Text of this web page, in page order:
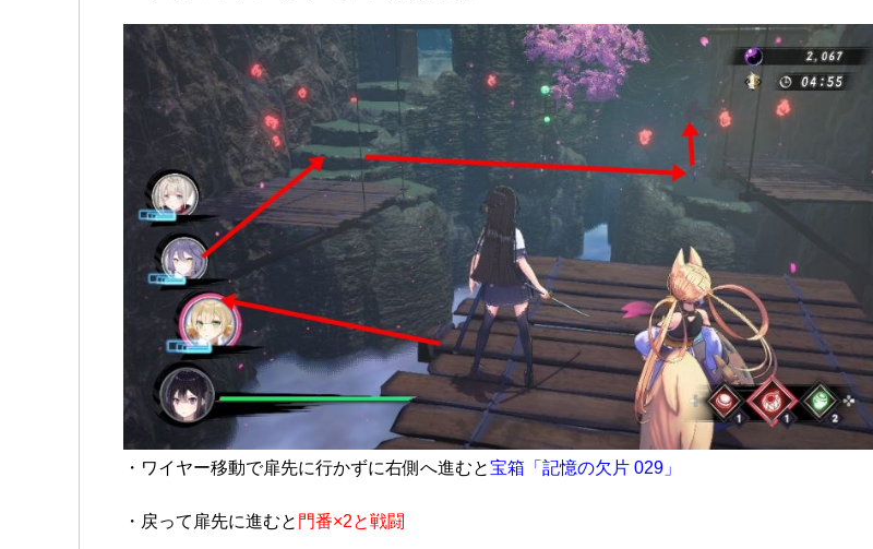
・ワイヤー移動で扉先に行かずに右側へ進むと宝箱「記憶の欠片 029」
・戻って扉先に進むと 門番×2と戦闘